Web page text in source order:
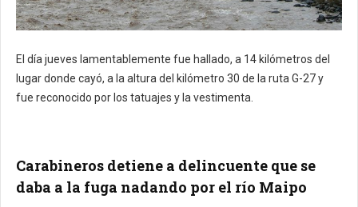
El día jueves lamentablemente fue hallado, a 14 kilómetros del
lugar donde cayó, a la altura del kilómetro 30 de la ruta G-27 y
fue reconocido por los tatuajes y la vestimenta.
Carabineros detiene a delincuente que se
daba a la fuga nadando por el río Maipo